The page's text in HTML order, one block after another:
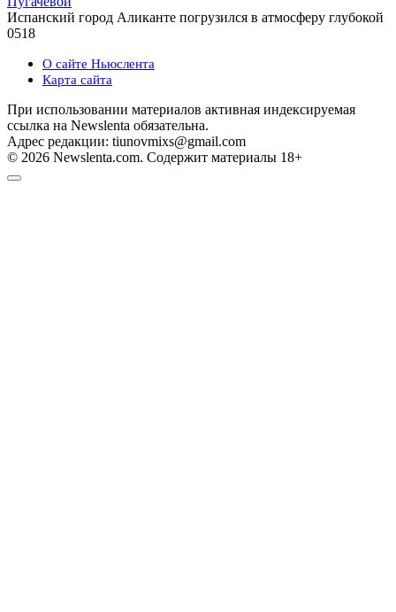
Испанский город Аликанте погрузился в атмосферу глубокой
0518
О сайте Ньюслента
Карта сайта
При использовании материалов активная индексируемая
ссылка на Newslenta обязательна.
Адрес редакции: tiunovmixs@gmail.com
© 2026 Newslenta.com. Содержит материалы 18+